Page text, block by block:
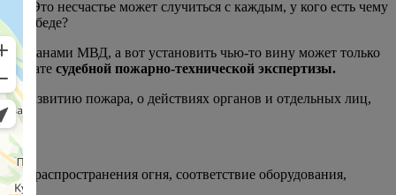
Это несчастье может случиться с каждым, у кого есть чему
беде?
органами МВД, а вот установить чью-то вину может только
судебной пожарно-технической экспертизы.
развитию пожара, о действиях органов и отдельных лиц,
распространения огня, соответствие оборудования,